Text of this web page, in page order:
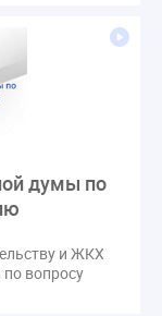
думы по
и ЖКХ
вопросу